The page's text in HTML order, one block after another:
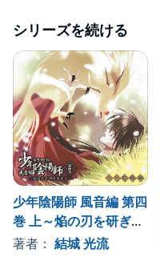
シリーズを続ける
少年陰陽師 風音編 第四
巻 上～焔の刃を研ぎ澄
ませ
著者： 結城 光流